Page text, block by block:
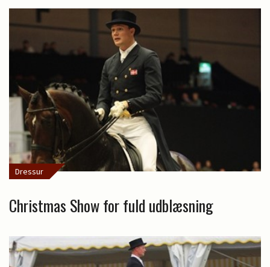
Dressur
Christmas Show for fuld udblæsning